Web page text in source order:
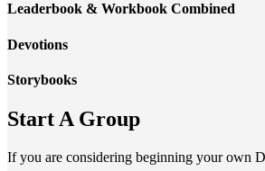
Leaderbook & Workbook Combined
Devotions
Storybooks
Start A Group
If you are considering beginning your own